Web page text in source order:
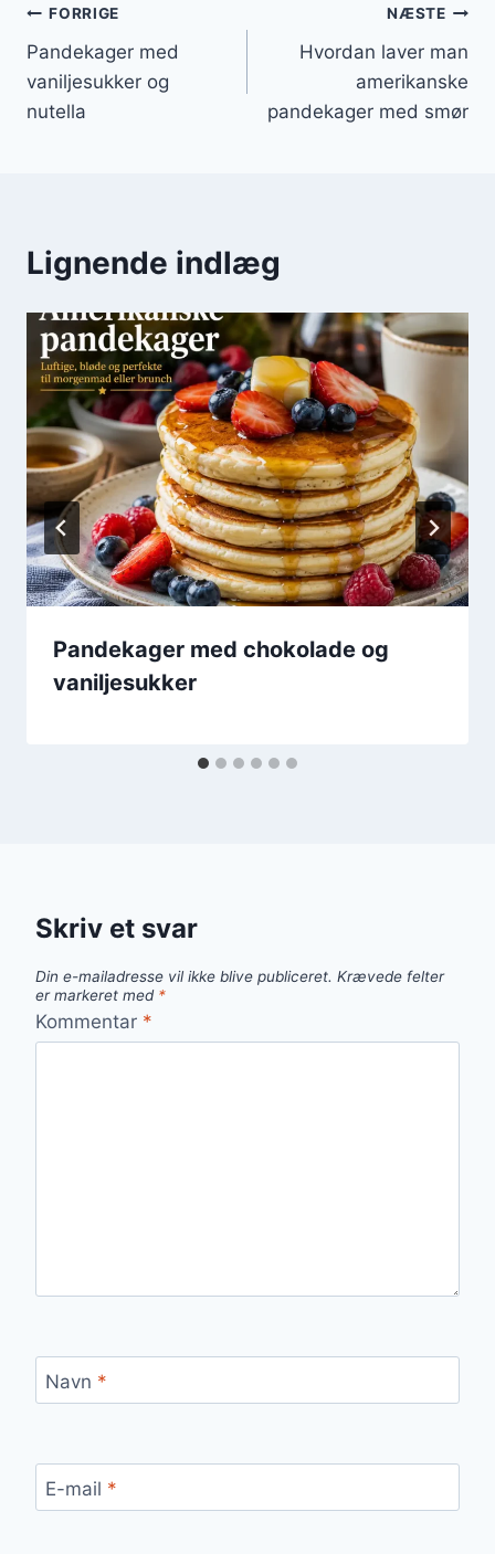
Indlægsnavigation
FORRIGE
Pandekager med
vaniljesukker og
nutella
NÆSTE
Hvordan laver man
amerikanske
pandekager med smør
Lignende indlæg
Pandekager med chokolade og
vaniljesukker
Skriv et svar
Din e-mailadresse vil ikke blive publiceret. Krævede felter
er markeret med *
Kommentar *
Navn *
E-mail *